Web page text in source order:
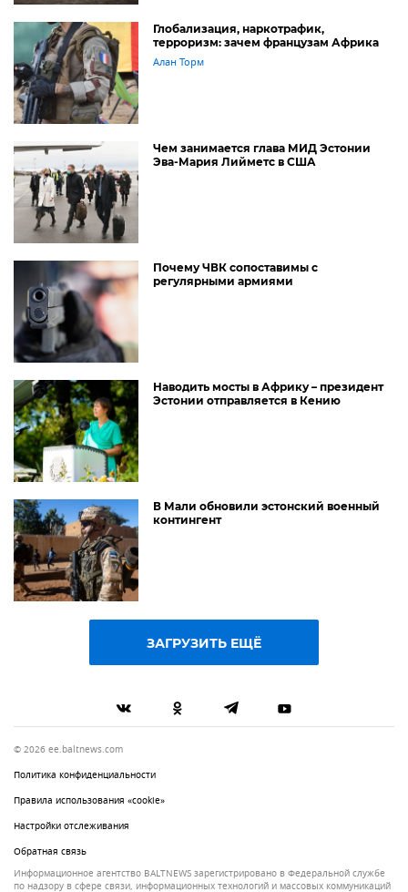
Глобализация, наркотрафик,
терроризм: зачем французам Африка
Алан Торм
Чем занимается глава МИД Эстонии
Эва-Мария Лийметс в США
Почему ЧВК сопоставимы с
регулярными армиями
Наводить мосты в Африку – президент
Эстонии отправляется в Кению
В Мали обновили эстонский военный
контингент
ЗАГРУЗИТЬ ЕЩЁ
© 2026 ee.baltnews.com
Политика конфиденциальности
Правила использования «cookie»
Настройки отслеживания
Обратная связь
Информационное агентство BALTNEWS зарегистрировано в Федеральной службе
по надзору в сфере связи, информационных технологий и массовых коммуникаций